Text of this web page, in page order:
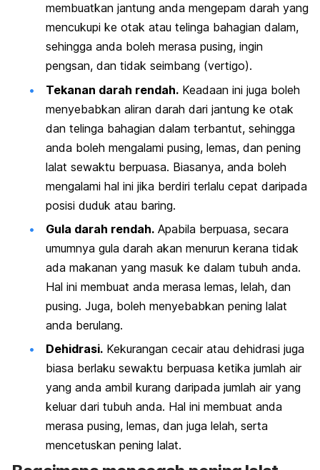
membuatkan jantung anda mengepam darah yang
mencukupi ke otak atau telinga bahagian dalam,
sehingga anda boleh merasa pusing, ingin
pengsan, dan tidak seimbang (vertigo).
Tekanan darah rendah. Keadaan ini juga boleh
menyebabkan aliran darah dari jantung ke otak
dan telinga bahagian dalam terbantut, sehingga
anda boleh mengalami pusing, lemas, dan pening
lalat sewaktu berpuasa. Biasanya, anda boleh
mengalami hal ini jika berdiri terlalu cepat daripada
posisi duduk atau baring.
Gula darah rendah. Apabila berpuasa, secara
umumnya gula darah akan menurun kerana tidak
ada makanan yang masuk ke dalam tubuh anda.
Hal ini membuat anda merasa lemas, lelah, dan
pusing. Juga, boleh menyebabkan pening lalat
anda berulang.
Dehidrasi. Kekurangan cecair atau dehidrasi juga
biasa berlaku sewaktu berpuasa ketika jumlah air
yang anda ambil kurang daripada jumlah air yang
keluar dari tubuh anda. Hal ini membuat anda
merasa pusing, lemas, dan juga lelah, serta
mencetuskan pening lalat.